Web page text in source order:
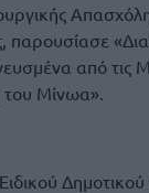
από τις
του Μίνωα».